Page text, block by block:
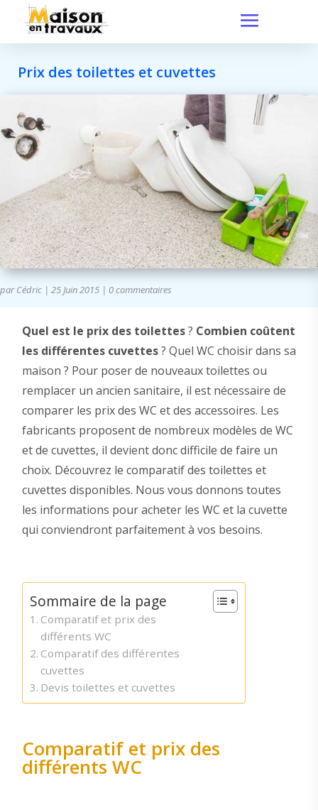
Prix des toilettes et cuvettes
parCédric | 25 Juin 2015 | 0 commentaires
Quel est le prix des toilettes? Combien coûtent
les différentes cuvettes? Quel WC choisir dans sa
maison ? Pour poser de nouveaux toilettes ou
remplacer un ancien sanitaire, il est nécessaire de
comparer les prix des WC et des accessoires. Les
fabricants proposent de nombreux modèles de WC
et de cuvettes, il devient donc difficile de faire un
choix. Découvrez le comparatif des toilettes et
cuvettes disponibles. Nous vous donnons toutes
les informations pour acheter les WC et la cuvette
qui conviendront parfaitement à vos besoins.
Sommaire de la page
Comparatif et prix des
différents WC
Comparatif des différentes
cuvettes
Devis toilettes et cuvettes
Comparatif et prix des
différents WC